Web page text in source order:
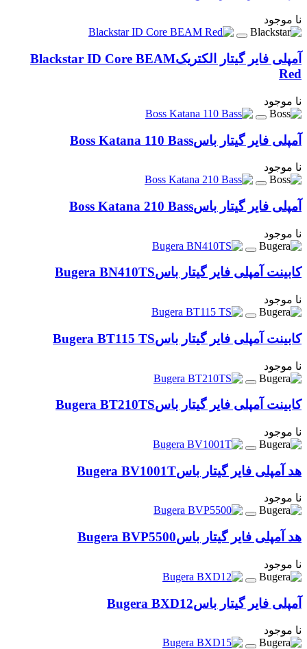
نا موجود
آمپلی فایر گیتار الکتریکBlackstar ID Core BEAM
Red
نا موجود
آمپلی فایر گیتار باسBoss Katana 110 Bass
نا موجود
آمپلی فایر گیتار باسBoss Katana 210 Bass
نا موجود
کابینت آمپلی فایر گیتار باسBugera BN410TS
نا موجود
کابینت آمپلی فایر گیتار باسBugera BT115 TS
نا موجود
کابینت آمپلی فایر گیتار باسBugera BT210TS
نا موجود
هد آمپلی فایر گیتار باسBugera BV1001T
نا موجود
هد آمپلی فایر گیتار باسBugera BVP5500
نا موجود
آمپلی فایر گیتار باسBugera BXD12
نا موجود